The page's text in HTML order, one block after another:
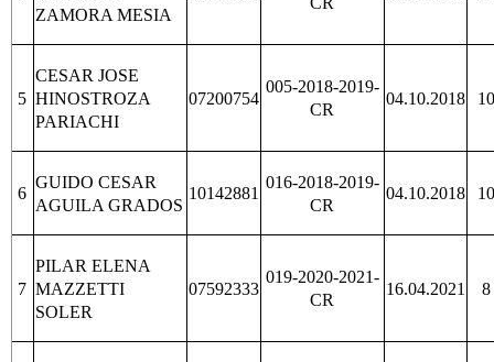
ZAMORA MESIA
5
CESAR JOSE
HINOSTROZA
PARIACHI
07200754
005-2018-2019-
CR
04.10.2018
6
GUIDO CESAR
AGUILA GRADOS
10142881
016-2018-2019-
CR
04.10.2018
7
PILAR ELENA
MAZZETTI
SOLER
07592333
019-2020-2021-
CR
16.04.2021